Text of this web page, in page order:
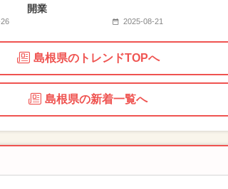
開業
2025-08-21
島根県のトレンドTOPへ
島根県の新着一覧へ